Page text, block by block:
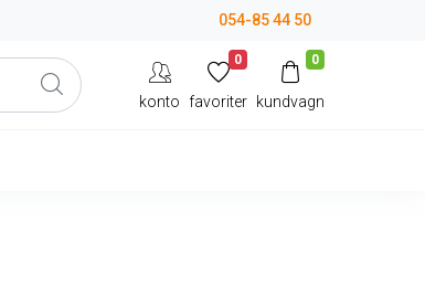
054-85 44 50
konto
0
favoriter
0
kundvagn